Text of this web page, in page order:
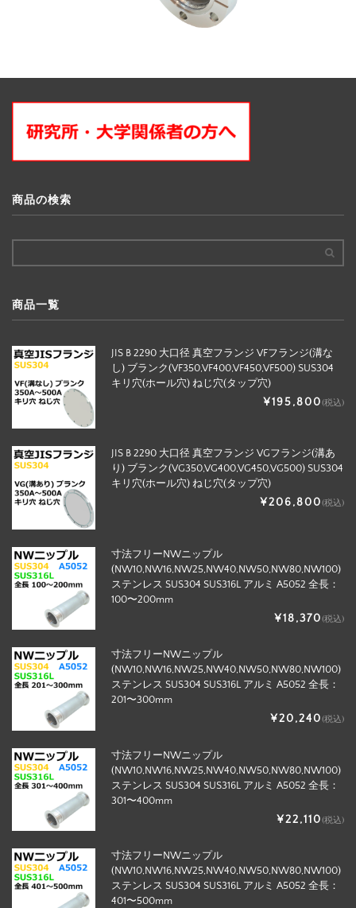
商品の検索
商品一覧
JIS B 2290 大口径 真空フランジ VFフランジ(溝な
し) ブランク(VF350,VF400,VF450,VF500) SUS304
キリ穴(ホール穴) ねじ穴(タップ穴)
¥195,800(税込)
JIS B 2290 大口径 真空フランジ VGフランジ(溝あ
り) ブランク(VG350,VG400,VG450,VG500) SUS304
キリ穴(ホール穴) ねじ穴(タップ穴)
¥206,800(税込)
寸法フリーNWニップル
(NW10,NW16,NW25,NW40,NW50,NW80,NW100)
ステンレス SUS304 SUS316L アルミ A5052 全長：
100〜200mm
¥18,370(税込)
寸法フリーNWニップル
(NW10,NW16,NW25,NW40,NW50,NW80,NW100)
ステンレス SUS304 SUS316L アルミ A5052 全長：
201〜300mm
¥20,240(税込)
寸法フリーNWニップル
(NW10,NW16,NW25,NW40,NW50,NW80,NW100)
ステンレス SUS304 SUS316L アルミ A5052 全長：
301〜400mm
¥22,110(税込)
寸法フリーNWニップル
(NW10,NW16,NW25,NW40,NW50,NW80,NW100)
ステンレス SUS304 SUS316L アルミ A5052 全長：
401〜500mm